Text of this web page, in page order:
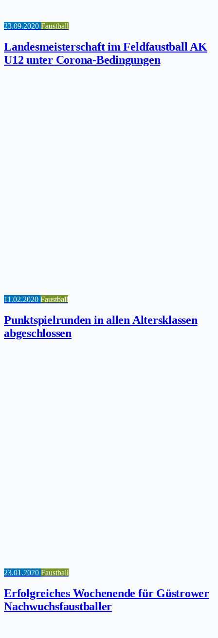
23.09.2020 Faustball
Landesmeisterschaft im Feldfaustball AK
U12 unter Corona-Bedingungen
11.02.2020 Faustball
Punktspielrunden in allen Altersklassen
abgeschlossen
23.01.2020 Faustball
Erfolgreiches Wochenende für Güstrower
Nachwuchsfaustballer